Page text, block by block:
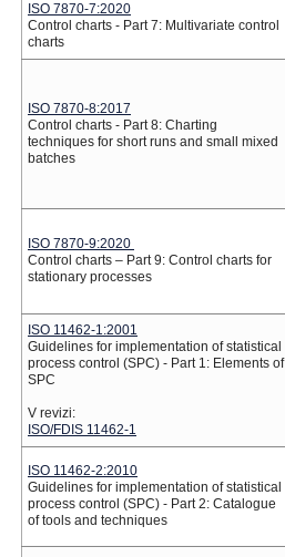
ISO 7870-7:2020
Control charts - Part 7: Multivariate control
charts
ISO 7870-8:2017
Control charts - Part 8: Charting
techniques for short runs and small mixed
batches
ISO 7870-9:2020
Control charts – Part 9: Control charts for
stationary processes
ISO 11462-1:2001
Guidelines for implementation of statistical
process control (SPC) - Part 1: Elements of
SPC
V revizi:
ISO/FDIS 11462-1
ISO 11462-2:2010
Guidelines for implementation of statistical
process control (SPC) - Part 2: Catalogue
of tools and techniques